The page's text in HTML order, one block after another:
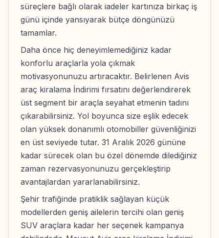
süreçlere bağlı olarak iadeler kartınıza birkaç iş
günü içinde yansıyarak bütçe döngünüzü
tamamlar.
Daha önce hiç deneyimlemediğiniz kadar
konforlu araçlarla yola çıkmak
motivasyonunuzu artıracaktır. Belirlenen Avis
araç kiralama İndirimi fırsatını değerlendirerek
üst segment bir araçla seyahat etmenin tadını
çıkarabilirsiniz. Yol boyunca size eşlik edecek
olan yüksek donanımlı otomobiller güvenliğinizi
en üst seviyede tutar. 31 Aralık 2026 gününe
kadar sürecek olan bu özel dönemde dilediğiniz
zaman rezervasyonunuzu gerçekleştirip
avantajlardan yararlanabilirsiniz.
Şehir trafiğinde pratiklik sağlayan küçük
modellerden geniş ailelerin tercihi olan geniş
SUV araçlara kadar her seçenek kampanya